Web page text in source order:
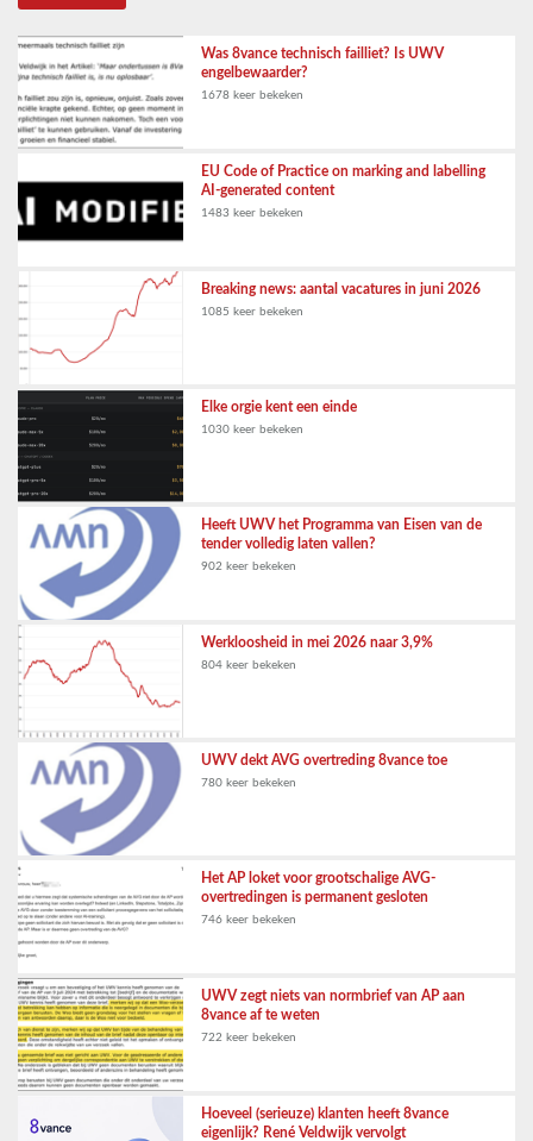
Was 8vance technisch failliet? Is UWV
engelbewaarder?
1678 keer bekeken
EU Code of Practice on marking and labelling
AI-generated content
1483 keer bekeken
Breaking news: aantal vacatures in juni 2026
1085 keer bekeken
Elke orgie kent een einde
1030 keer bekeken
Heeft UWV het Programma van Eisen van de
tender volledig laten vallen?
902 keer bekeken
Werkloosheid in mei 2026 naar 3,9%
804 keer bekeken
UWV dekt AVG overtreding 8vance toe
780 keer bekeken
Het AP loket voor grootschalige AVG-
overtredingen is permanent gesloten
746 keer bekeken
UWV zegt niets van normbrief van AP aan
8vance af te weten
722 keer bekeken
Hoeveel (serieuze) klanten heeft 8vance
eigenlijk? René Veldwijk vervolgt